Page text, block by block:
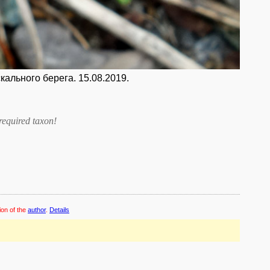
берега. 15.08.2019.
taxon!
of the author. Details